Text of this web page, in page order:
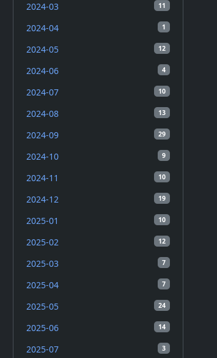
11
2024-03
1
2024-04
12
2024-05
4
2024-06
10
2024-07
13
2024-08
29
2024-09
9
2024-10
10
2024-11
19
2024-12
10
2025-01
12
2025-02
7
2025-03
7
2025-04
24
2025-05
14
2025-06
3
2025-07